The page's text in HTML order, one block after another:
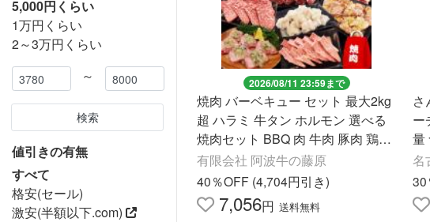
5,000円くらい
1万円くらい
2～3万円くらい
～
検索
値引きの有無
すべて
格安(セール)
激安(半額以下.com)
2026/08/11 23:59まで
焼肉 バーベキュー セット 最大2kg
超 ハラミ 牛タン ホルモン 選べる
焼肉セット BBQ 肉 牛肉 豚肉 鶏肉
メガ盛り ポイント利用 冷凍便 爆買
有限会社 阿波牛の藤原
40％OFF (4,704円引き)
7,056円 送料無料
さ
ー
量 食
肉
名
30